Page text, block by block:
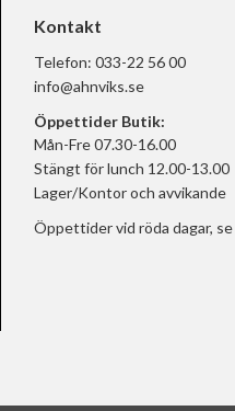
Kontakt
Telefon: 033-22 56 00
info@ahnviks.se
Öppettider Butik:
Mån-Fre 07.30-16.00
Stängt för lunch 12.00-13.00
Lager/Kontor och avvikande
Öppettider vid röda dagar, se